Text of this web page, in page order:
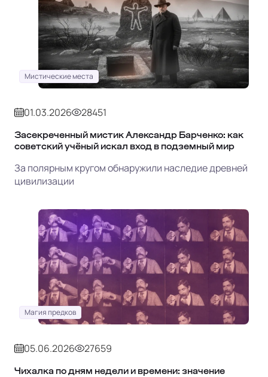
Мистические места
01.03.2026 28451
Засекреченный мистик Александр Барченко: как
советский учёный искал вход в подземный мир
За полярным кругом обнаружили наследие древней
цивилизации
Магия предков
05.06.2026 27659
Чихалка по дням недели и времени: значение